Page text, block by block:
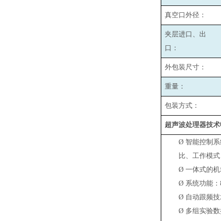
真空口外径：
夹层进口、出
口：
外包装尺寸：
重量：
包装方式：
超声波处理器技
Ø 智能控制
比、工作模
Ø 一体式的
Ø 系统功能
Ø 自动跟频
Ø 多组实验